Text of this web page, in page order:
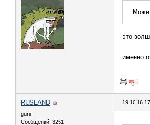
это
именно
RUSLAND
guru
Сообщений: 3251
19.10.16